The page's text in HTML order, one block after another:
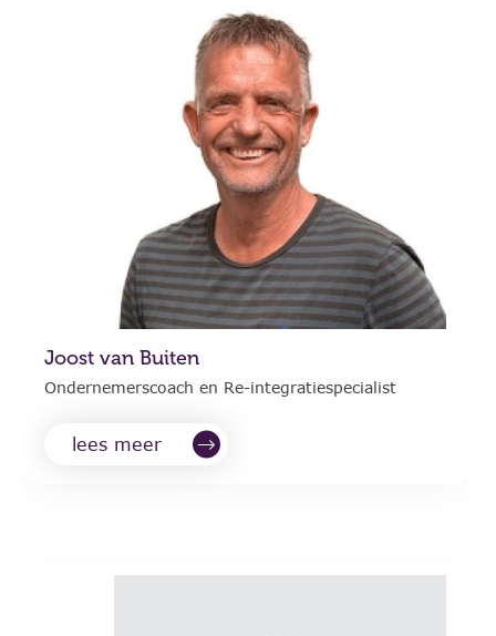
Joost van Buiten
Ondernemerscoach en Re-integratiespecialist
lees meer